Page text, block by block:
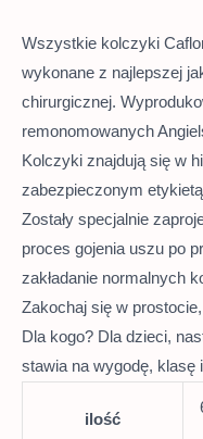
Wszystkie kolczyki
wykonane z najlepszej
chirurgicznej.
remonomowanych
Kolczyki znajdują się w
zabezpieczonym
Zostały specjalnie
proces gojenia uszu po
zakładanie normalnych
Zakochaj się w
Dla kogo? Dla dzieci,
stawia na wygodę, klasę
ilość